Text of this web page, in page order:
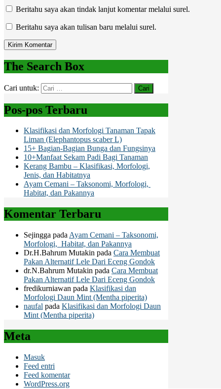
Beritahu saya akan tindak lanjut komentar melalui surel.
Beritahu saya akan tulisan baru melalui surel.
The Search Box
Cari untuk:
Pos-pos Terbaru
Klasifikasi dan Morfologi Tanaman Tapak
Liman (Elephantopus scaber L)
15+ Bagian-Bagian Bunga dan Fungsinya
10+Manfaat Sekam Padi Bagi Tanaman
Kerang Bambu – Klasifikasi, Morfologi,
Jenis, dan Habitatnya
Ayam Cemani – Taksonomi, Morfologi,
Habitat, dan Pakannya
Komentar Terbaru
Sejingga pada Ayam Cemani – Taksonomi,
Morfologi, Habitat, dan Pakannya
Dr.H.Bahrum Mutakin pada Cara Membuat
Pakan Alternatif Lele Dari Eceng Gondok
dr.N.Bahrum Mutakin pada Cara Membuat
Pakan Alternatif Lele Dari Eceng Gondok
fredikurniawan pada Klasifikasi dan
Morfologi Daun Mint (Mentha piperita)
naufal pada Klasifikasi dan Morfologi Daun
Mint (Mentha piperita)
Meta
Masuk
Feed entri
Feed komentar
WordPress.org